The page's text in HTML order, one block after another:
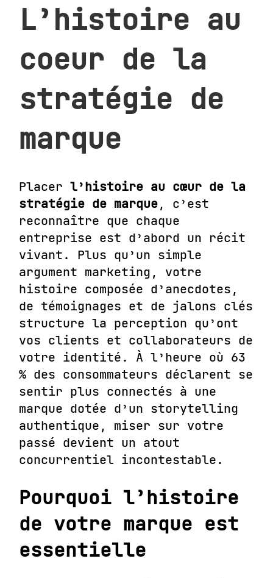
L’histoire au
coeur de la
stratégie de
marque
Placerl’histoire au cœur de la
stratégie de marque, c’est
reconnaître que chaque
entreprise est d’abord un récit
vivant. Plus qu’un simple
argument marketing, votre
histoire composée d’anecdotes,
de témoignages et de jalons clés
structure la perception qu’ont
vos clients et collaborateurs de
votre identité. À l’heure où 63
% des consommateurs déclarent se
sentir plus connectés à une
marque dotée d’un storytelling
authentique, miser sur votre
passé devient un atout
concurrentiel incontestable.
Pourquoi l’histoire
de votre marque est
essentielle